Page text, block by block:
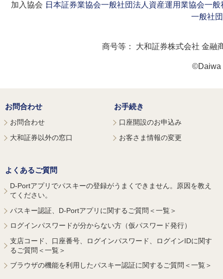
加入協会：日本証券業協会一般社団法人資産運用業協会一般
一般社
商号等： 大和証券株式会社 金融
©Daiwa
お問合わせ
お問合わせ
大和証券以外の窓口
お手続き
口座開設のお申込み
お客さま情報の変更
よくあるご質問
D-Portアプリでパスキーの登録がうまくできません。原因を教え
てください。
パスキー認証、D-Portアプリに関するご質問＜一覧＞
ログインパスワードが分からない方（仮パスワード発行）
支店コード、口座番号、ログインパスワード、ログインIDに関す
るご質問＜一覧＞
ブラウザの機能を利用したパスキー認証に関するご質問＜一覧＞